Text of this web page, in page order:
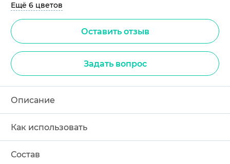
Ещё 6 цветов
Оставить отзыв
Задать вопрос
Описание
Как использовать
Состав